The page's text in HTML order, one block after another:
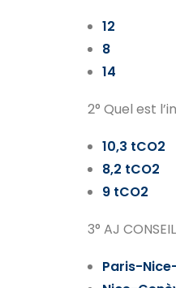
12
8
14
2° Quel est
10,3 tCO2
8,2 tCO2
9 tCO2
3° AJ
Paris-